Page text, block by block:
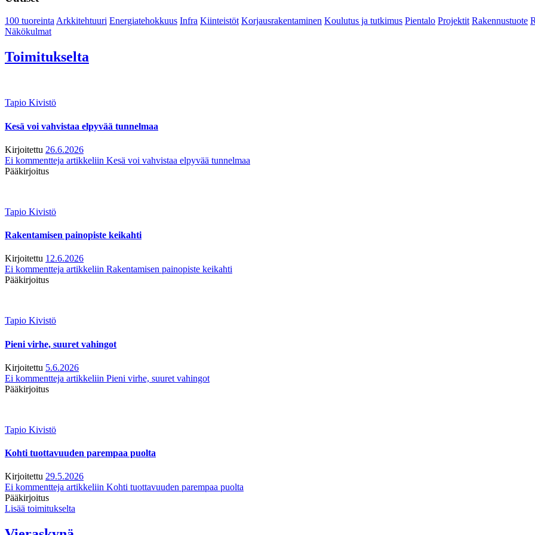
100 tuoreintaArkkitehtuuri Energiatehokkuus Infra Kiinteistöt Korjausrakentaminen Koulutus ja tutkimus Pientalo Projektit Rakennustuote
Näkökulmat
Toimitukselta
Tapio Kivistö
Kesä voi vahvistaa elpyvää tunnelmaa
Kirjoitettu 26.6.2026
Ei kommentteja artikkeliin Kesä voi vahvistaa elpyvää tunnelmaa
Pääkirjoitus
Tapio Kivistö
Rakentamisen painopiste keikahti
Kirjoitettu 12.6.2026
Ei kommentteja artikkeliin Rakentamisen painopiste keikahti
Pääkirjoitus
Tapio Kivistö
Pieni virhe, suuret vahingot
Kirjoitettu 5.6.2026
Ei kommentteja artikkeliin Pieni virhe, suuret vahingot
Pääkirjoitus
Tapio Kivistö
Kohti tuottavuuden parempaa puolta
Kirjoitettu 29.5.2026
Ei kommentteja artikkeliin Kohti tuottavuuden parempaa puolta
Pääkirjoitus
Lisää toimitukselta